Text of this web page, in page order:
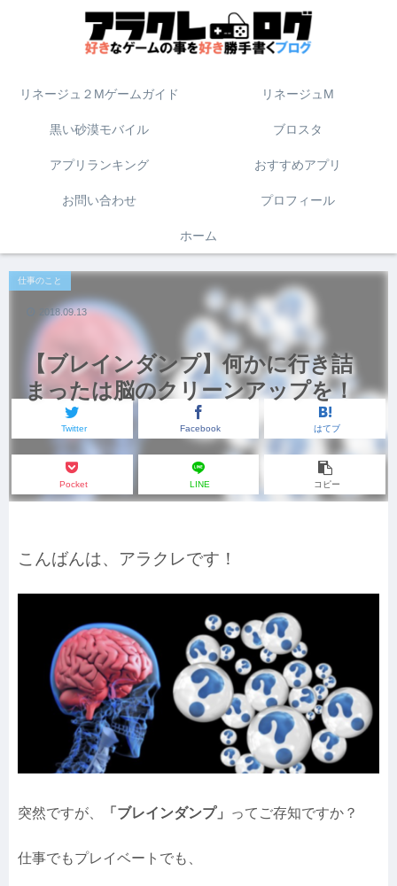
リネージュ２Mゲームガイド リネージュM
黒い砂漠モバイル ブロスタ
アプリランキング おすすめアプリ
お問い合わせ プロフィール
ホーム
【ブレインダンプ】何かに行き詰
まったは脳のクリーンアップを！
仕事のこと
Twitter Facebook はてブ
Pocket LINE コピー
2018.09.13
こんばんは、アラクレです！
突然ですが、 「ブレインダンプ」 ってご存知ですか？
仕事でもプレイベートでも、